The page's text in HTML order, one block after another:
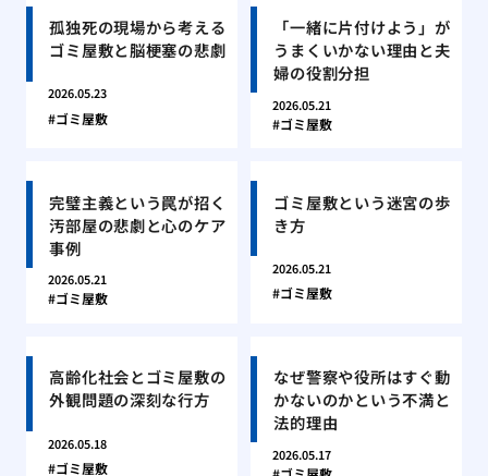
孤独死の現場から考える
ゴミ屋敷と脳梗塞の悲劇
2026.05.23
ゴミ屋敷
「一緒に片付けよう」が
うまくいかない理由と夫
婦の役割分担
2026.05.21
ゴミ屋敷
完璧主義という罠が招く
汚部屋の悲劇と心のケア
事例
2026.05.21
ゴミ屋敷
ゴミ屋敷という迷宮の歩
き方
2026.05.21
ゴミ屋敷
高齢化社会とゴミ屋敷の
外観問題の深刻な行方
2026.05.18
ゴミ屋敷
なぜ警察や役所はすぐ動
かないのかという不満と
法的理由
2026.05.17